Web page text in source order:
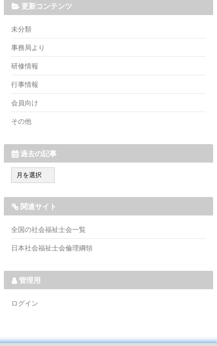
更新コンテンツ
未分類
事務局より
研修情報
行事情報
会員向け
その他
過去の記事
去
記
事
関連サイト
全国の社会福祉士会一覧
日本社会福祉士会倫理綱領
管理用
ログイン